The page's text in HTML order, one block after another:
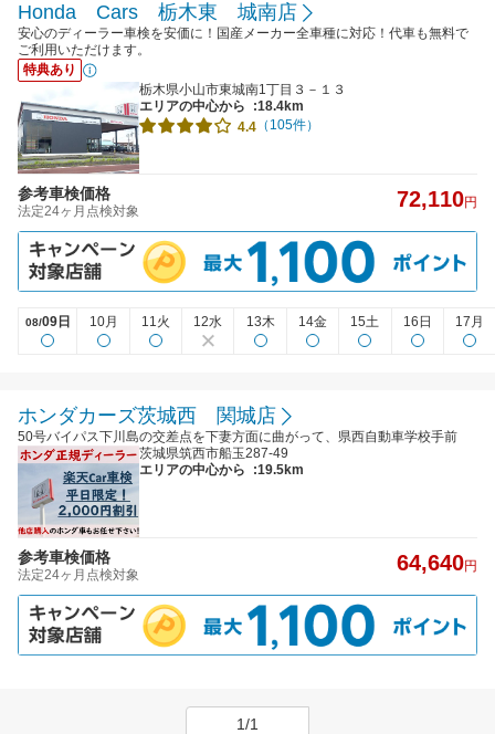
Honda Cars 栃木東 城南店
安心のディーラー車検を安価に！国産メーカー全車種に対応！代車も無料で
ご利用いただけます。
特典あり
栃木県小山市東城南1丁目３－１３
エリアの中心から
:18.4km
4.4 （105件）
参考車検価格
法定24ヶ月点検対象 72,110円
08/09日 10月 11火 12水 13木 14金 15土 16日 17月
ホンダカーズ茨城西 関城店
50号バイパス下川島の交差点を下妻方面に曲がって、県西自動車学校手前
茨城県筑西市船玉287-49
エリアの中心から
:19.5km
参考車検価格
法定24ヶ月点検対象 64,640円
1/1